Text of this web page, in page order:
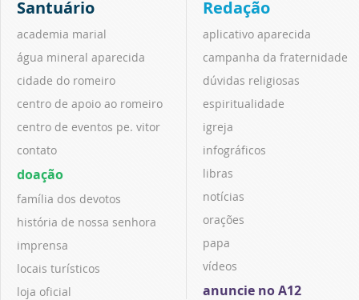
Santuário
academia marial
água mineral aparecida
cidade do romeiro
centro de apoio ao romeiro
centro de eventos pe. vitor
contato
doação
família dos devotos
história de nossa senhora
imprensa
locais turísticos
loja oficial
Redação
aplicativo aparecida
campanha da fraternidade
dúvidas religiosas
espiritualidade
igreja
infográficos
libras
notícias
orações
papa
vídeos
anuncie no A12